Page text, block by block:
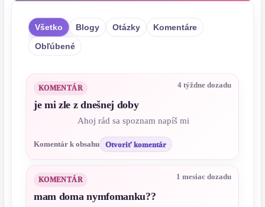
Všetko Blogy Otázky Komentáre
Obľúbené
KOMENTÁR 4 týždne dozadu
je mi zle z dnešnej doby
Ahoj rád sa spoznam napíš mi
Komentár k obsahu Otvoriť komentár
KOMENTÁR 1 mesiac dozadu
mam doma nymfomanku??